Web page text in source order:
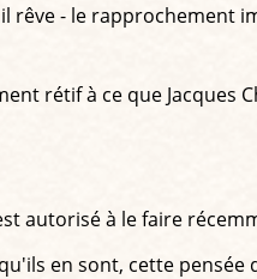
- le rapprochement
rétif à ce que Jacques
autorisé à le faire
en sont, cette pensée